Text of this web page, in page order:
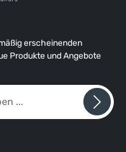
erscheinenden
Produkte und Angebote